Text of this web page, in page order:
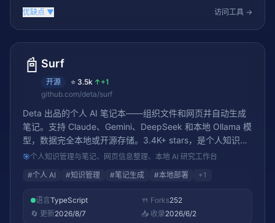
优缺点 ▼ 访问工具 →
📓 Surf
开源 ⭐ 3.5k ↑+1
github.com/deta/surf
Deta 出品的个人 AI 笔记本——组织文件和网页并自动生成
笔记。支持 Claude、Gemini、DeepSeek 和本地 Ollama 模
型，数据完全本地或开源存储。3.4K+ stars，是个人知识管
理+AI 的新选择
🎯个人知识管理与笔记、网页信息整理、本地 AI 研究工作台
#个人 AI #知识管理 #笔记生成 #本地部署 +1
语言TypeScript 🍴 Forks252
🔄 更新2026/8/7 📥 收录2026/6/2